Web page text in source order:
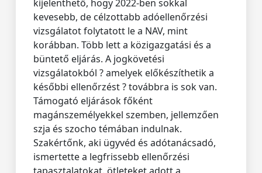
kijelenthető, hogy 2022-ben sokkal
kevesebb, de célzottabb adóellenőrzési
vizsgálatot folytatott le a NAV, mint
korábban. Több lett a közigazgatási és a
büntető eljárás. A jogkövetési
vizsgálatokból ? amelyek előkészíthetik a
későbbi ellenőrzést ? továbbra is sok van.
Támogató eljárások főként
magánszemélyekkel szemben, jellemzően
szja és szocho témában indulnak.
Szakértőnk, aki ügyvéd és adótanácsadó,
ismertette a legfrissebb ellenőrzési